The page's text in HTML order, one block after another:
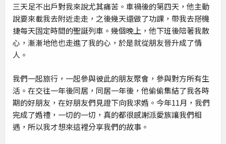
三天足不出戶對我來說尤其痛苦。車禍後的第四天，他主動
說要來載我去附近走走，之後幾天還做了功課，帶我去搭機
捷每天固定時間的聖誕列車。幾個晚上，他下班後陪著我散
心，漸漸地他也走進了我的心，於是就從朋友晉升成了情
人。
我們一起旅行，一起參與彼此的朋友聚會，參與對方所有生
活。在交往一年後同居，同居一年後，他偷偷集結了我各時
期的好朋友，在好朋友們見證下向我求婚。今年11月，我們
完成了婚禮，一切的一切，真的都很感謝派愛族讓我們相
遇，所以我才想來這裡分享我們的故事。